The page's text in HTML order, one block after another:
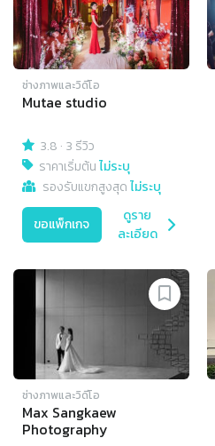
ช่างภาพและวิดีโอ
Mutae studio
3.8 · 3 รีวิว
ราคาเริ่มต้นไม่ระบุ
รองรับแขกสูงสุดไม่ระบุ
ขอแพ็กเกจ
ดูราย
ละเอียด
ช่างภาพและวิดีโอ
Max Sangkaew
Photography